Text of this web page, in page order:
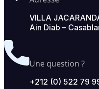
VILLA
Ain Diab –
Une question ?
+212 (0) 522 79